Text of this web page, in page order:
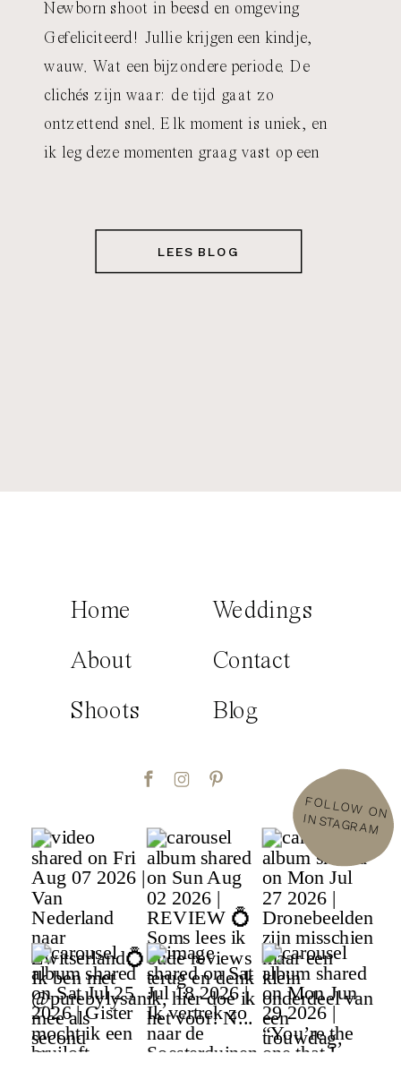
Newborn shoot in beesd en omgeving
Gefeliciteerd! Jullie krijgen een kindje,
wauw. Wat een bijzondere periode. De
clichés zijn waar: de tijd gaat zo
ontzettend snel. Elk moment is uniek, en
ik leg deze momenten graag vast op een
LEES BLOG
FOLLOW
ON
INSTAGRAM
Blog
Contact
Shoots
Weddings
About
Home